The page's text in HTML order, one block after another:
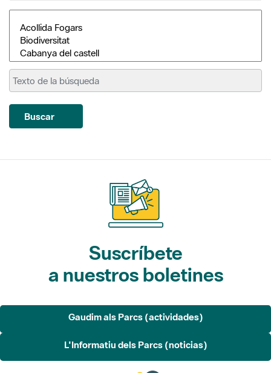
Buscar
Suscríbete
a nuestros boletines
Gaudim als Parcs (actividades)